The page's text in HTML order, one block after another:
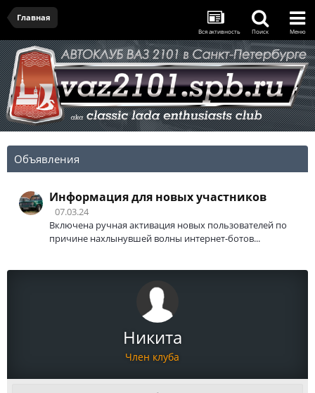
Главная
Вся активность Поиск Меню
Объявления
Информация для новых участников
07.03.24
Включена ручная активация новых пользователей по
причине нахлынувшей волны интернет-ботов...
Никита
Член клуба